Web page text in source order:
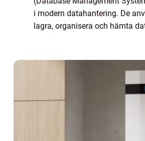
i modern datahantering. De
lagra, organisera och hämta